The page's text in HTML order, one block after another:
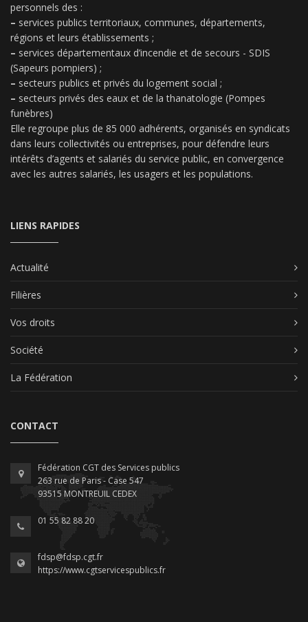
personnels des :
– services publics territoriaux, communes, départements,
régions et leurs établissements ;
– services départementaux d’incendie et de secours - SDIS
(Sapeurs pompiers) ;
– secteurs publics et privés du logement social ;
– secteurs privés des eaux et de la thanatologie (Pompes
funèbres)
Elle regroupe plus de 85 000 adhérents, organisés en syndicats
dans leurs collectivités ou entreprises, pour défendre leurs
intérêts d’agents et salariés du service public, en convergence
avec les autres salariés, les usagers et les populations.
LIENS RAPIDES
Actualité
Filières
Vos droits
Société
La Fédération
CONTACT
Fédération CGT des Services publics
263 rue de Paris - Case 547
93515 MONTREUIL CEDEX
01 55 82 88 20
fdsp@fdsp.cgt.fr
https://www.cgtservicespublics.fr